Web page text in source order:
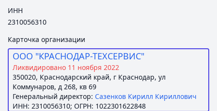
ИНН
2310056310
Карточка организации
ООО "КРАСНОДАР-ТЕХСЕРВИС"
Ликвидировано 11 ноября 2022
350020, Краснодарский край, г Краснодар, ул
Коммунаров, д 268, кв 69
Генеральный директор: Сазенков Кирилл Кириллович
ИНН: 2310056310; ОГРН: 1022301622848